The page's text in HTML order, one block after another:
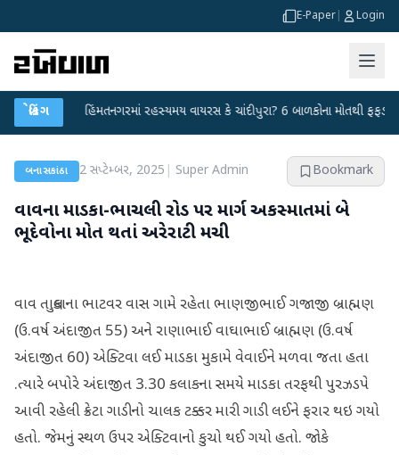
E-Paper Login
બ્રેકિંગ
● હિંમતનગરમાં રહસ્યમય વાયરસ કે ચાંદીપુરા? 6 બાળકોના મોતથી ફફડાટ ●
બનાસકાંઠા 2 સપ્ટેમ્બર, 2025 Super Admin Bookmark
વાવના માડકા-ભાચલી રોડ પર માર્ગ અકસ્માતમાં બે
ભૂદેવોના મોત થતાં અરેરાટી મચી
વાવ તાલુકાના ભાટવર વાસ ગામે રહેતા ભાણજીભાઈ ગજાજી બ્રાહ્મણ
(ઉ.વર્ષ અંદાજીત 55) અને રાણાભાઈ વાઘાભાઈ બ્રાહ્મણ (ઉ.વર્ષ
અંદાજીત 60) એક્ટિવા લઈ માડકા મુકામે વેવાઈને મળવા જતા હતા
.ત્યારે બપોરે અંદાજીત 3.30 કલાકના સમયે માડકા તરફથી પુરઝડપે
આવી રહેલી ક્રેટા ગાડીનો ચાલક ટક્કર મારી ગાડી લઈને ફરાર થઇ ગયો
હતો. જેમનું સ્થળ ઉપર એક્ટિવાનો કુચો થઈ ગયો હતો. જોકે